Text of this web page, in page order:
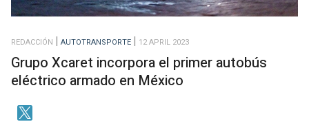
REDACCIÓN AUTOTRANSPORTE 12 APRIL 2023
Grupo Xcaret incorpora el primer autobús
eléctrico armado en México